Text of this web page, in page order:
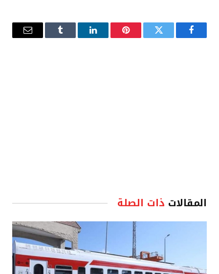
فيسبوك تويتر بينتيريستلينكدإن Tumblr
البريد
المقالات ذات الصلة